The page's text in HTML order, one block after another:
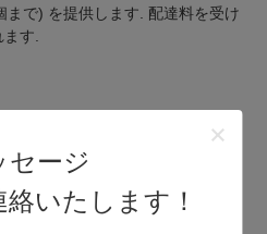
セージ
いたします！
で) を提供します. 配達料を受け
ます.
製剤が利用可能
ズされたパッケージサイズ